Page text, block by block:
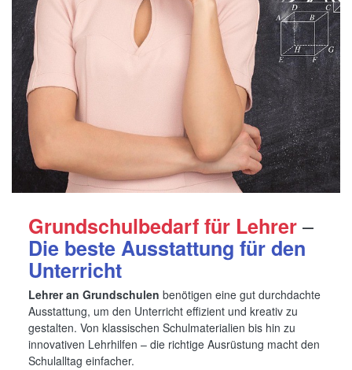
Grundschulbedarf für Lehrer–
Die beste Ausstattung für den
Unterricht
Lehrer an Grundschulen benötigen eine gut durchdachte
Ausstattung, um den Unterricht effizient und kreativ zu
gestalten. Von klassischen Schulmaterialien bis hin zu
innovativen Lehrhilfen – die richtige Ausrüstung macht den
Schulalltag einfacher.